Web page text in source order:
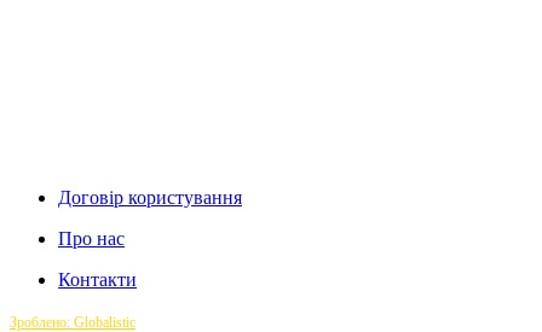
Договір користування
Про нас
Контакти
Зроблено: Globalistic